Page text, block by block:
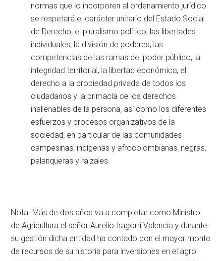
normas que lo incorporen al ordenamiento jurídico
se respetará el carácter unitario del Estado Social
de Derecho, el pluralismo político, las libertades
individuales, la división de poderes, las
competencias de las ramas del poder público, la
integridad territorial, la libertad económica, el
derecho a la propiedad privada de todos los
ciudadanos y la primacía de los derechos
inalienables de la persona, así como los diferentes
esfuerzos y procesos organizativos de la
sociedad, en particular de las comunidades
campesinas, indígenas y afrocolombianas, negras,
palanqueras y raizales.
Nota. Más de dos años va a completar como Ministro
de Agricultura el señor Aurelio Iragorri Valencia y durante
su gestión dicha entidad ha contado con el mayor monto
de recursos de su historia para inversiones en el agro